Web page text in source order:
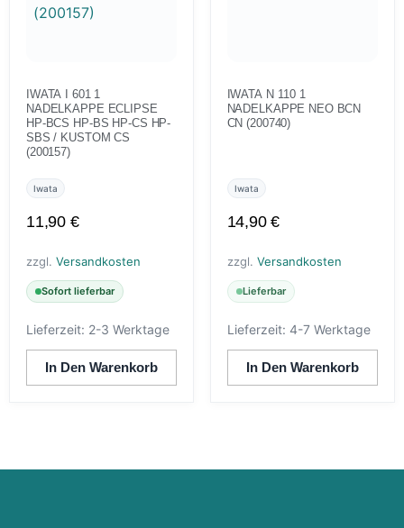
IWATA I 601 1
NADELKAPPE ECLIPSE
HP-BCS HP-BS HP-CS HP-
SBS / KUSTOM CS
(200157)
Iwata
11,90 €
zzgl. Versandkosten
Sofort lieferbar
Lieferzeit: 2-3 Werktage
In Den Warenkorb
IWATA N 110 1
NADELKAPPE NEO BCN
CN (200740)
Iwata
14,90€
zzgl. Versandkosten
Lieferbar
Lieferzeit: 4-7 Werktage
In Den Warenkorb